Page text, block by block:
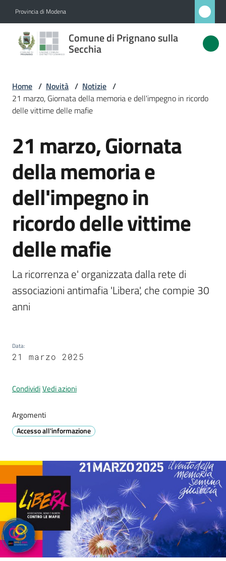
Provincia di Modena
Comune di Prignano sulla
Secchia
Comune
di
sulla
Secchia
Amministrazione
Novità
Menu selezionato
Servizi
Vivere
Prignano
sulla
Secchia
e
n
t
a
i
o
a
p
u
n
t
a
m
Home / Novità / Notizie /
21 marzo, Giornata della memoria e dell'impegno in ricordo
delle vittime delle mafie
Salta al contenuto
21 marzo, Giornata
della memoria e
dell'impegno in
ricordo delle vittime
delle mafie
La ricorrenza e' organizzata dalla rete di
associazioni antimafia 'Libera', che compie 30
anni
Data:
21 marzo 2025
CondividiVedi azioni
Argomenti
Accesso all'informazione